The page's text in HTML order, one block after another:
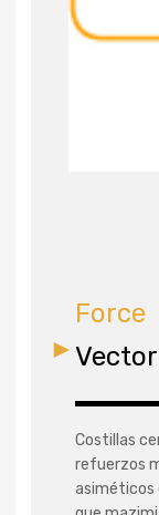
Force
Costillas
refuerzos
asiméticos